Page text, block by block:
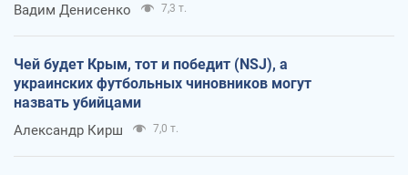
Вадим Денисенко 7,3 т.
Чей будет Крым, тот и победит (NSJ), а
украинских футбольных чиновников могут
назвать убийцами
Александр Кирш 7,0 т.